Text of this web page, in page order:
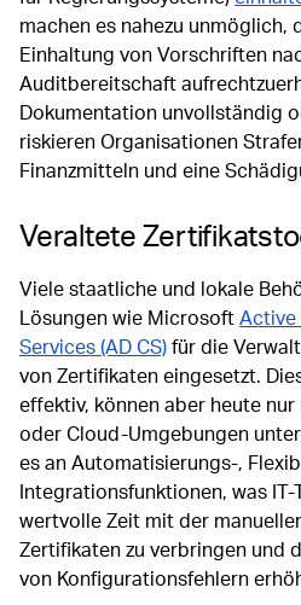
machen es nahezu unmöglich,
Einhaltung von Vorschriften
Auditbereitschaft
Dokumentation unvollständig
riskieren Organisationen
Finanzmitteln und eine
Veraltete
Viele staatliche und lokale
Lösungen wie Microsoft Active
Services (AD CS) für die
von Zertifikaten eingesetzt.
effektiv, können aber heute
oder Cloud-Umgebungen
es an Automatisierungs-,
Integrationsfunktionen, was IT-
wertvolle Zeit mit der
Zertifikaten zu verbringen und
von Konfigurationsfehlern